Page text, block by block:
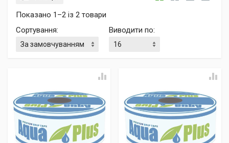
Показано 1–2 із 2 товари
Сортування: Виводити по: